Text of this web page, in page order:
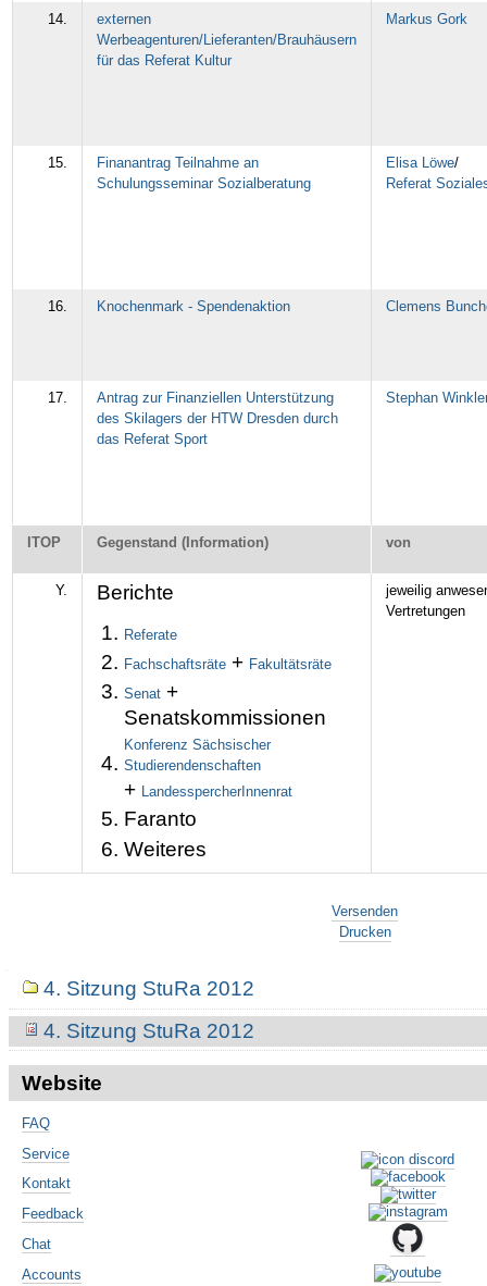
14.
externen
Werbeagenturen/Lieferanten/Brauhäusern
für das Referat Kultur
Markus Gork
15.
Finanantrag Teilnahme an
Schulungsseminar Sozialberatung
Elisa Löwe/
Referat
16. Knochenmark - Spendenaktion Clemens
17.
Antrag zur Finanziellen Unterstützung
des Skilagers der HTW Dresden durch
das Referat Sport
Stephan
ITOP Gegenstand (Information) von
Y. Berichte
Referate
Fachschaftsräte + Fakultätsräte
Senat +
Senatskommissionen
Konferenz Sächsischer
Studierendenschaften
+ LandesspercherInnenrat
Faranto
Weiteres
jeweilig
Vertretungen
Versenden
Drucken
Navigation4. Sitzung StuRa 2012
4. Sitzung StuRa 2012
Website
FAQ
Service
Kontakt
Feedback
Chat
Accounts